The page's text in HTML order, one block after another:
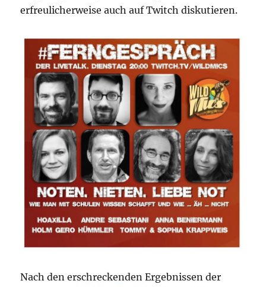
erfreulicherweise auch auf Twitch diskutieren.
Nach den erschreckenden Ergebnissen der